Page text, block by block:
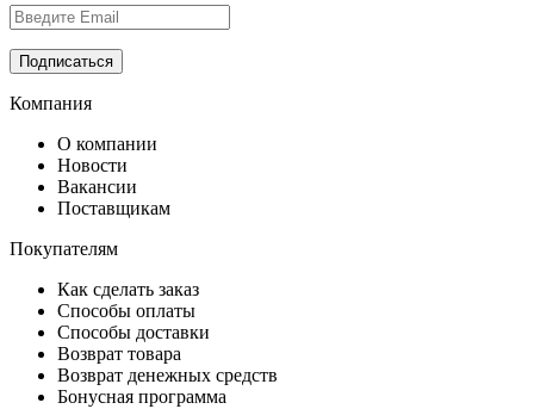
Компания
О компании
Новости
Вакансии
Поставщикам
Покупателям
Как сделать заказ
Способы оплаты
Способы доставки
Возврат товара
Возврат денежных средств
Бонусная программа